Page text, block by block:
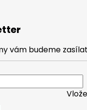
vám budeme